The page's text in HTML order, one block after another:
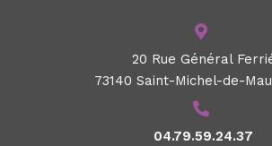
20 Rue Général
73140 Saint-Michel-de-
04.79.59.24.37